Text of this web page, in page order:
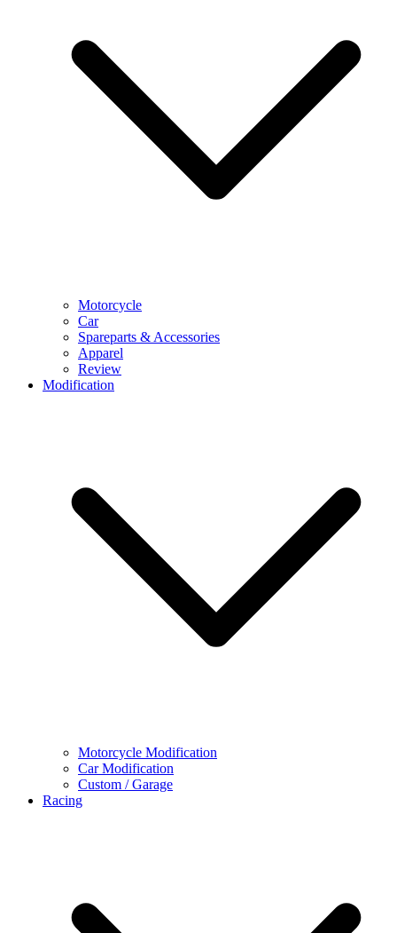
Motorcycle
Car
Spareparts & Accessories
Apparel
Review
Modification
Motorcycle Modification
Car Modification
Custom / Garage
Racing